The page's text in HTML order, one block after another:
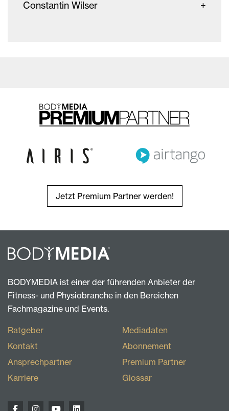
Constantin Wilser
Jetzt Premium Partner werden!
BODYMEDIA ist einer der führenden Anbieter der
Fitness- und Physiobranche in den Bereichen
Fachmagazine und Events.
Ratgeber
Kontakt
Ansprechpartner
Karriere
Mediadaten
Abonnement
Premium Partner
Glossar